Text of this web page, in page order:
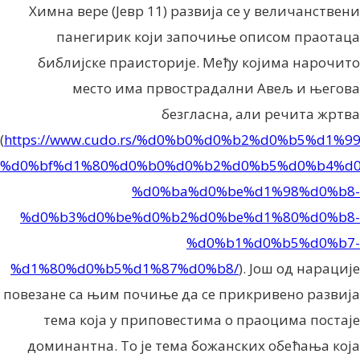
Химна вере (Јевр 11) развија се у величанствени
панегирик који започиње описом праотаца
библијске праисторије. Међу којима нарочито
место има првострадални Авељ и његова
безгласна, али речита жртва
(https://www.cudo.rs/
%d0%ba%d0%be%d1%98%d0%b8-
%d0%b3%d0%be%d0%b2%d0%be%d1%80%d0%b8-
%d0%b1%d0%b5%d0%b7-
%d1%80%d0%b5%d1%87%d0%b8/). Још од нарације
повезане са њим почиње да се прикривено развија
тема која у приповестима о праоцима постаје
доминантна. То је тема божанских обећања која